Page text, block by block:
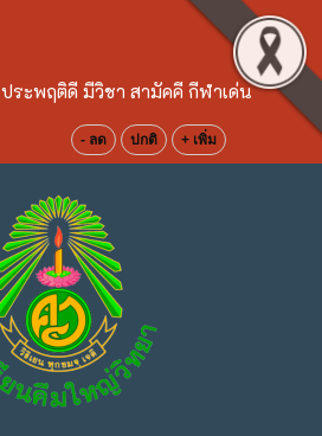
ประพฤติดี มีวิชา สามัคคี กีฬาเด่น
- ลด ปกติ + เพิ่ม